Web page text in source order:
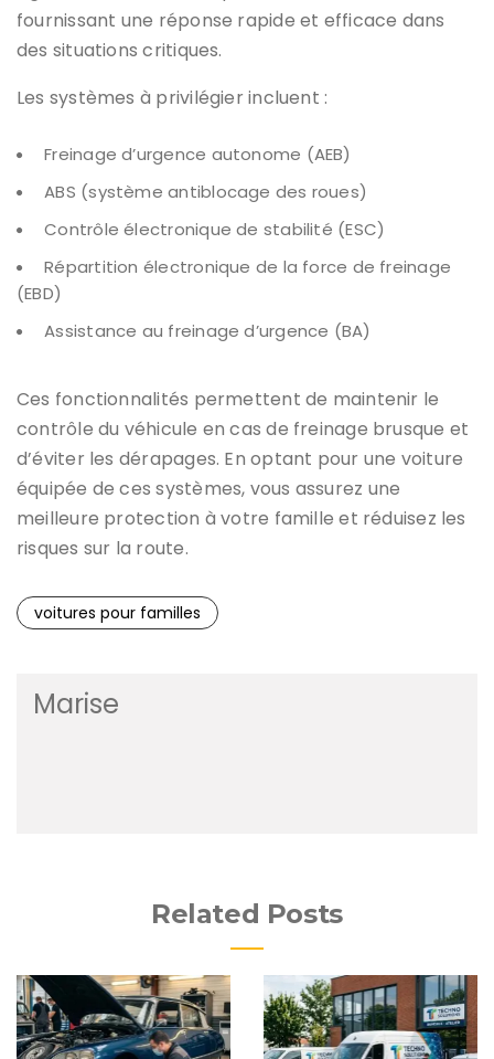
fournissant une réponse rapide et efficace dans
des situations critiques.
Les systèmes à privilégier incluent :
Freinage d’urgence autonome (AEB)
ABS (système antiblocage des roues)
Contrôle électronique de stabilité (ESC)
Répartition électronique de la force de freinage
(EBD)
Assistance au freinage d’urgence (BA)
Ces fonctionnalités permettent de maintenir le
contrôle du véhicule en cas de freinage brusque et
d’éviter les dérapages. En optant pour une voiture
équipée de ces systèmes, vous assurez une
meilleure protection à votre famille et réduisez les
risques sur la route.
voitures pour familles
Marise
Related Posts